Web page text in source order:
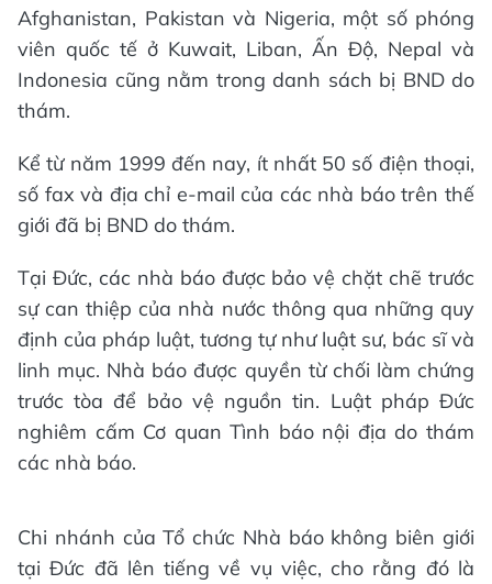
Afghanistan, Pakistan và Nigeria, một số phóng
viên quốc tế ở Kuwait, Liban, Ấn Độ, Nepal và
Indonesia cũng nằm trong danh sách bị BND do
thám.
Kể từ năm 1999 đến nay, ít nhất 50 số điện thoại,
số fax và địa chỉ e-mail của các nhà báo trên thế
giới đã bị BND do thám.
Tại Đức, các nhà báo được bảo vệ chặt chẽ trước
sự can thiệp của nhà nước thông qua những quy
định của pháp luật, tương tự như luật sư, bác sĩ và
linh mục. Nhà báo được quyền từ chối làm chứng
trước tòa để bảo vệ nguồn tin. Luật pháp Đức
nghiêm cấm Cơ quan Tình báo nội địa do thám
các nhà báo.
Chi nhánh của Tổ chức Nhà báo không biên giới
tại Đức đã lên tiếng về vụ việc, cho rằng đó là